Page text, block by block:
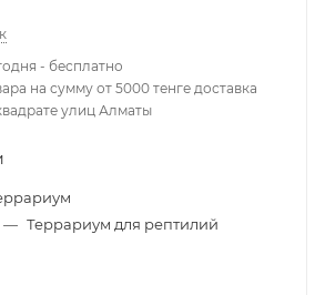
- бесплатно
на сумму от 5000 тенге доставка
улиц Алматы
— Террариум для рептилий